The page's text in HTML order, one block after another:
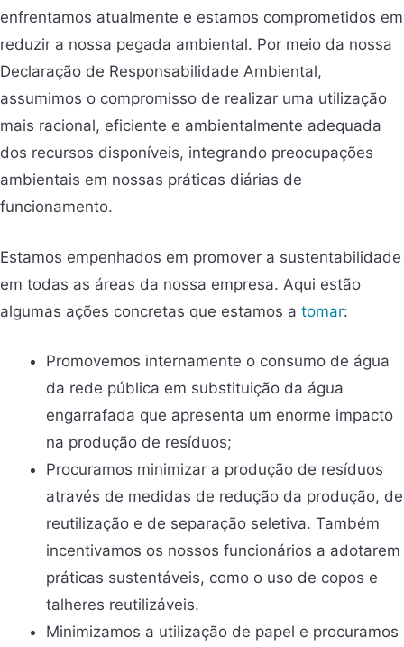
enfrentamos atualmente e estamos comprometidos em
reduzir a nossa pegada ambiental. Por meio da nossa
Declaração de Responsabilidade Ambiental,
assumimos o compromisso de realizar uma utilização
mais racional, eficiente e ambientalmente adequada
dos recursos disponíveis, integrando preocupações
ambientais em nossas práticas diárias de
funcionamento.
Estamos empenhados em promover a sustentabilidade
em todas as áreas da nossa empresa. Aqui estão
algumas ações concretas que estamos a tomar:
Promovemos internamente o consumo de água
da rede pública em substituição da água
engarrafada que apresenta um enorme impacto
na produção de resíduos;
Procuramos minimizar a produção de resíduos
através de medidas de redução da produção, de
reutilização e de separação seletiva. Também
incentivamos os nossos funcionários a adotarem
práticas sustentáveis, como o uso de copos e
talheres reutilizáveis.
Minimizamos a utilização de papel e procuramos